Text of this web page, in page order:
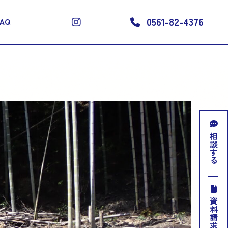
0561-82-4376
相談する
資料請求